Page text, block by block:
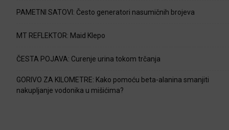
PAMETNI SATOVI: Često generatori nasumičnih brojeva
MT REFLEKTOR: Maid Klepo
ČESTA POJAVA: Curenje urina tokom trčanja
GORIVO ZA KILOMETRE: Kako pomoću beta-alanina smanjiti
nakupljanje vodonika u mišićima?